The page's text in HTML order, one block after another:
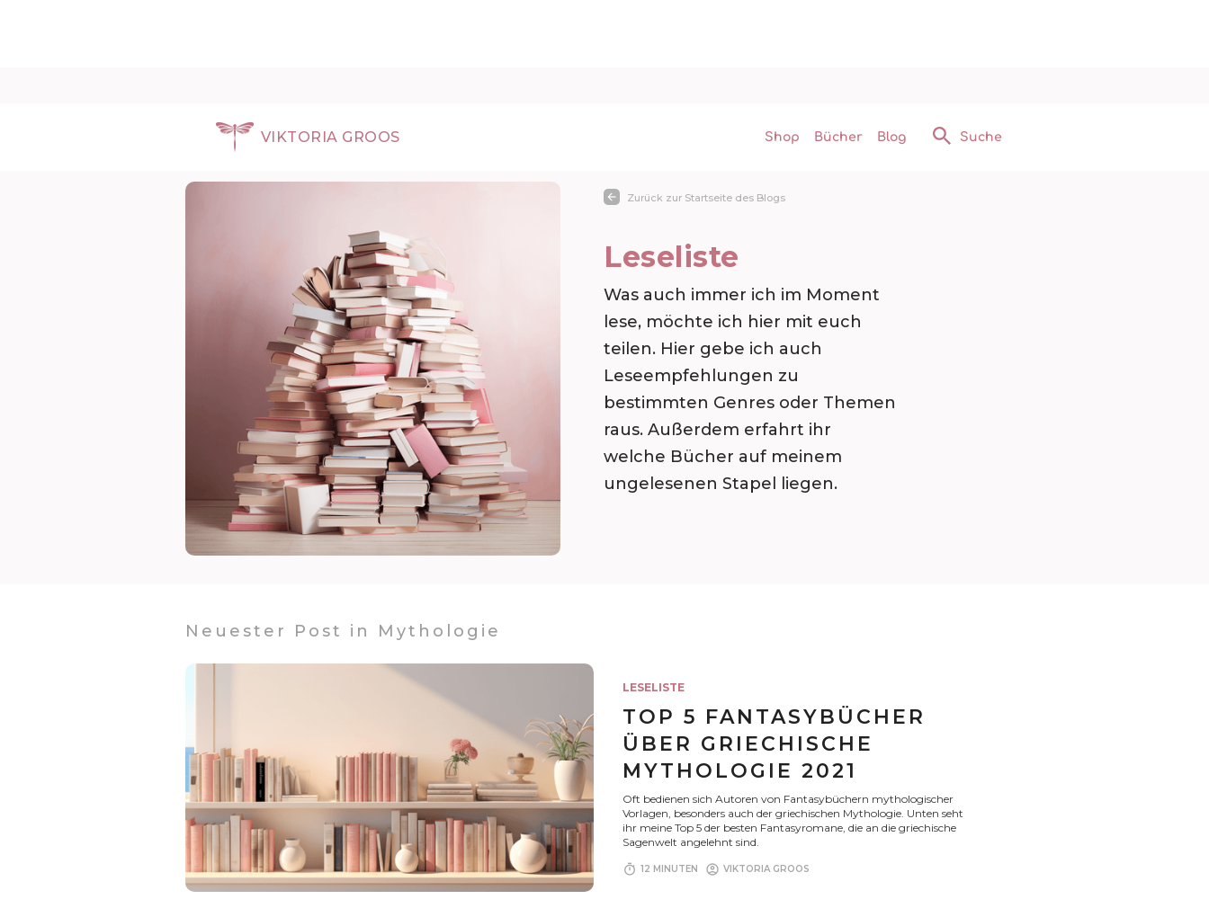
VIKTORIA GROOS Shop Bücher Blog Suche
Zurück zur Startseite des Blogs
Leseliste
Was auch immer ich im Moment
lese, möchte ich hier mit euch
teilen. Hier gebe ich auch
Leseempfehlungen zu
bestimmten Genres oder Themen
raus. Außerdem erfahrt ihr
welche Bücher auf meinem
ungelesenen Stapel liegen.
Neuester Post in Mythologie
LESELISTE
TOP 5 FANTASYBÜCHER
ÜBER GRIECHISCHE
MYTHOLOGIE 2021
Oft bedienen sich Autoren von Fantasybüchern mythologischer
Vorlagen, besonders auch der griechischen Mythologie. Unten seht
ihr meine Top 5 der besten Fantasyromane, die an die griechische
Sagenwelt angelehnt sind.
timer 12 MINUTEN account_circle VIKTORIA GROOS